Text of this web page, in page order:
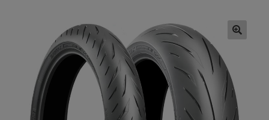
Expand
Márkák
menu
Tesztek